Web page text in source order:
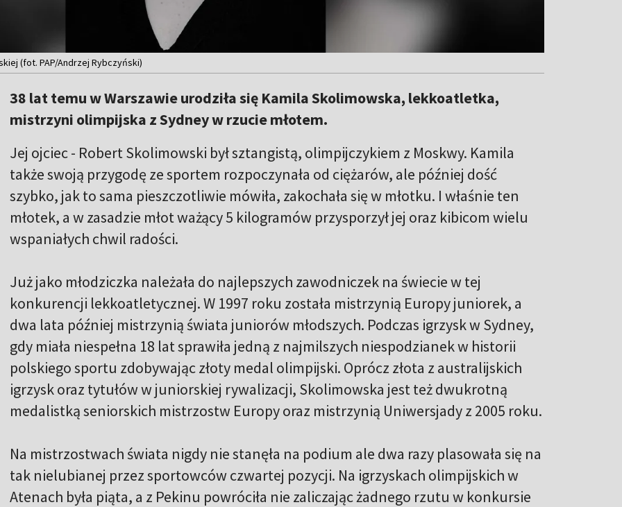
(fot. PAP/Andrzej Rybczyński)
38 lat temu w Warszawie urodziła się Kamila Skolimowska, lekkoatletka,
mistrzyni olimpijska z Sydney w rzucie młotem.
Jej ojciec - Robert Skolimowski był sztangistą, olimpijczykiem z Moskwy. Kamila
także swoją przygodę ze sportem rozpoczynała od ciężarów, ale później dość
szybko, jak to sama pieszczotliwie mówiła, zakochała się w młotku. I właśnie ten
młotek, a w zasadzie młot ważący 5 kilogramów przysporzył jej oraz kibicom wielu
wspaniałych chwil radości.
Już jako młodziczka należała do najlepszych zawodniczek na świecie w tej
konkurencji lekkoatletycznej. W 1997 roku została mistrzynią Europy juniorek, a
dwa lata później mistrzynią świata juniorów młodszych. Podczas igrzysk w Sydney,
gdy miała niespełna 18 lat sprawiła jedną z najmilszych niespodzianek w historii
polskiego sportu zdobywając złoty medal olimpijski. Oprócz złota z australijskich
igrzysk oraz tytułów w juniorskiej rywalizacji, Skolimowska jest też dwukrotną
medalistką seniorskich mistrzostw Europy oraz mistrzynią Uniwersjady z 2005 roku.
Na mistrzostwach świata nigdy nie stanęła na podium ale dwa razy plasowała się na
tak nielubianej przez sportowców czwartej pozycji. Na igrzyskach olimpijskich w
Atenach była piąta, a z Pekinu powróciła nie zaliczając żadnego rzutu w konkursie